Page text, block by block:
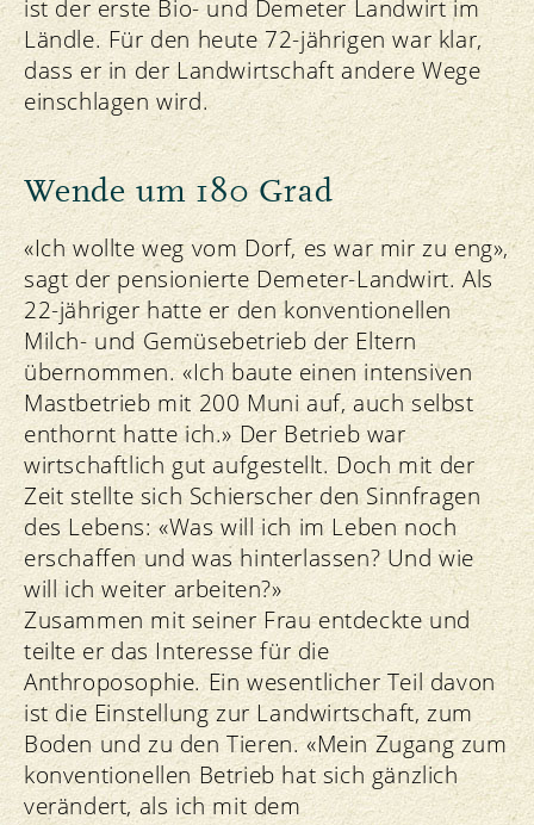
ist der erste Bio- und Demeter Landwirt im
Ländle. Für den heute 72-jährigen war klar,
dass er in der Landwirtschaft andere Wege
einschlagen wird.
Wende um 180 Grad
«Ich wollte weg vom Dorf, es war mir zu eng»,
sagt der pensionierte Demeter-Landwirt. Als
22-jähriger hatte er den konventionellen
Milch- und Gemüsebetrieb der Eltern
übernommen. «Ich baute einen intensiven
Mastbetrieb mit 200 Muni auf, auch selbst
enthornt hatte ich.» Der Betrieb war
wirtschaftlich gut aufgestellt. Doch mit der
Zeit stellte sich Schierscher den Sinnfragen
des Lebens: «Was will ich im Leben noch
erschaffen und was hinterlassen? Und wie
will ich weiter arbeiten?»
Zusammen mit seiner Frau entdeckte und
teilte er das Interesse für die
Anthroposophie. Ein wesentlicher Teil davon
ist die Einstellung zur Landwirtschaft, zum
Boden und zu den Tieren. «Mein Zugang zum
konventionellen Betrieb hat sich gänzlich
verändert, als ich mit dem